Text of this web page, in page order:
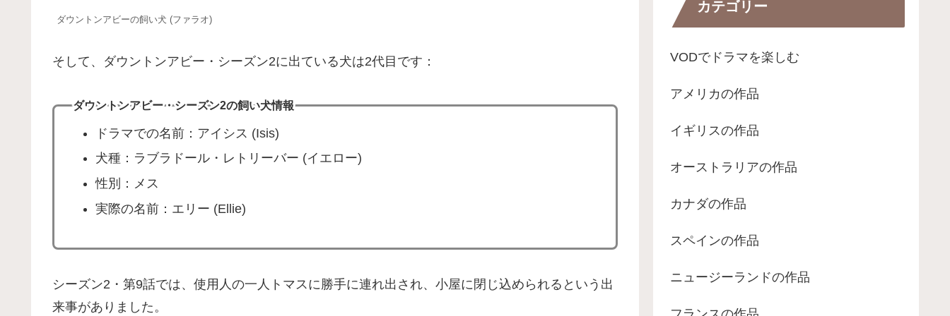
ダウントンアビーの飼い犬 (ファラオ)
そして、ダウントンアビー・シーズン2に出ている犬は2代目です：
ダウントンアビー・シーズン2の飼い犬情報
ドラマでの名前：アイシス (Isis)
犬種：ラブラドール・レトリーバー (イエロー)
性別：メス
実際の名前：エリー (Ellie)
シーズン2・第9話では、使用人の一人トマスに勝手に連れ出され、小屋に閉じ込められるという出
来事がありました。
カテゴリー
VODでドラマを楽しむ
アメリカの作品
イギリスの作品
オーストラリアの作品
カナダの作品
スペインの作品
ニュージーランドの作品